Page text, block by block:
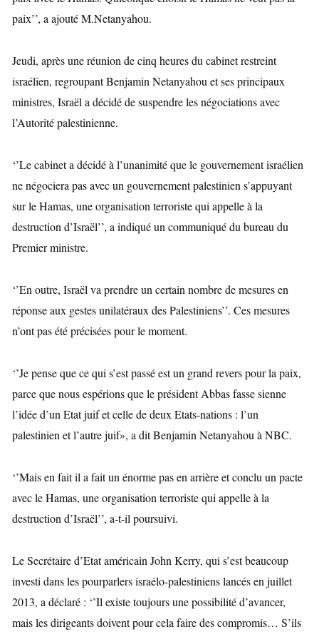
paix’’, a ajouté M.Netanyahou.
Jeudi, après une réunion de cinq heures du cabinet restreint
israélien, regroupant Benjamin Netanyahou et ses principaux
ministres, Israël a décidé de suspendre les négociations avec
l’Autorité palestinienne.
‘’Le cabinet a décidé à l’unanimité que le gouvernement israélien
ne négociera pas avec un gouvernement palestinien s’appuyant
sur le Hamas, une organisation terroriste qui appelle à la
destruction d’Israël’’, a indiqué un communiqué du bureau du
Premier ministre.
‘’En outre, Israël va prendre un certain nombre de mesures en
réponse aux gestes unilatéraux des Palestiniens’’. Ces mesures
n’ont pas été précisées pour le moment.
‘’Je pense que ce qui s’est passé est un grand revers pour la paix,
parce que nous espérions que le président Abbas fasse sienne
l’idée d’un Etat juif et celle de deux Etats-nations : l’un
palestinien et l’autre juif», a dit Benjamin Netanyahou à NBC.
‘’Mais en fait il a fait un énorme pas en arrière et conclu un pacte
avec le Hamas, une organisation terroriste qui appelle à la
destruction d’Israël’’, a-t-il poursuivi.
Le Secrétaire d’Etat américain John Kerry, qui s’est beaucoup
investi dans les pourparlers israélo-palestiniens lancés en juillet
2013, a déclaré : ‘’Il existe toujours une possibilité d’avancer,
mais les dirigeants doivent pour cela faire des compromis… S’ils